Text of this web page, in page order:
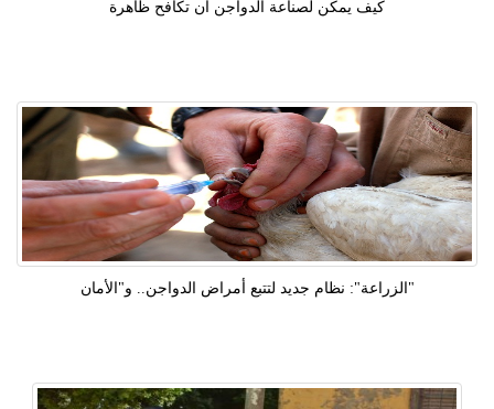
كيف يمكن لصناعة الدواجن أن تكافح ظاهرة
"الزراعة": نظام جديد لتتبع أمراض الدواجن.. و"الأمان